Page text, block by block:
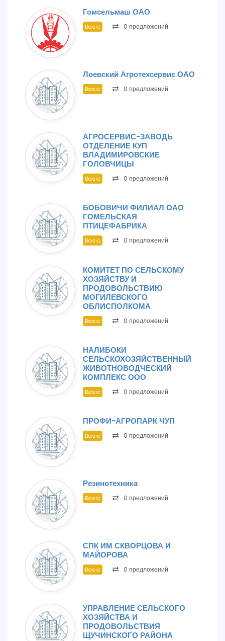
Гомсельмаш ОАО
Basic 0 предложений
Лоевский Агротехсервис ОАО
Basic 0 предложений
АГРОСЕРВИС-ЗАВОДЬ
ОТДЕЛЕНИЕ КУП
ВЛАДИМИРОВСКИЕ
ГОЛОВЧИЦЫ
Basic 0 предложений
БОБОВИЧИ ФИЛИАЛ ОАО
ГОМЕЛЬСКАЯ
ПТИЦЕФАБРИКА
Basic 0 предложений
КОМИТЕТ ПО СЕЛЬСКОМУ
ХОЗЯЙСТВУ И
ПРОДОВОЛЬСТВИЮ
МОГИЛЕВСКОГО
ОБЛИСПОЛКОМА
Basic 0 предложений
НАЛИБОКИ
СЕЛЬСКОХОЗЯЙСТВЕННЫЙ
ЖИВОТНОВОДЧЕСКИЙ
КОМПЛЕКС ООО
Basic 0 предложений
ПРОФИ-АГРОПАРК ЧУП
Basic 0 предложений
Резинотехника
Basic 0 предложений
СПК ИМ СКВОРЦОВА И
МАЙОРОВА
Basic 0 предложений
УПРАВЛЕНИЕ СЕЛЬСКОГО
ХОЗЯЙСТВА И
ПРОДОВОЛЬСТВИЯ
ЩУЧИНСКОГО РАЙОНА